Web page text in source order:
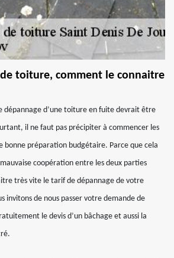
toiture, comment le connaitre
dépannage d’une toiture en fuite devrait être
il ne faut pas précipiter à commencer les
bonne préparation budgétaire. Parce que cela
coopération entre les deux parties
très vite le tarif de dépannage de votre
invitons de nous passer votre demande de
le devis d’un bâchage et aussi la